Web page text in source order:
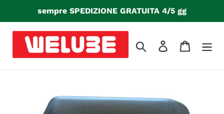
direttamente
contenuti
sempre SPEDIZIONE GRATUITA 4/5 gg
Cerca Accedi Carrello